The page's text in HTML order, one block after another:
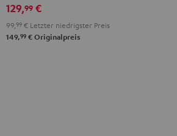
&
Red
&
129,99 €
99,99 € Letzter niedrigster Preis
149,99 € Originalpreis